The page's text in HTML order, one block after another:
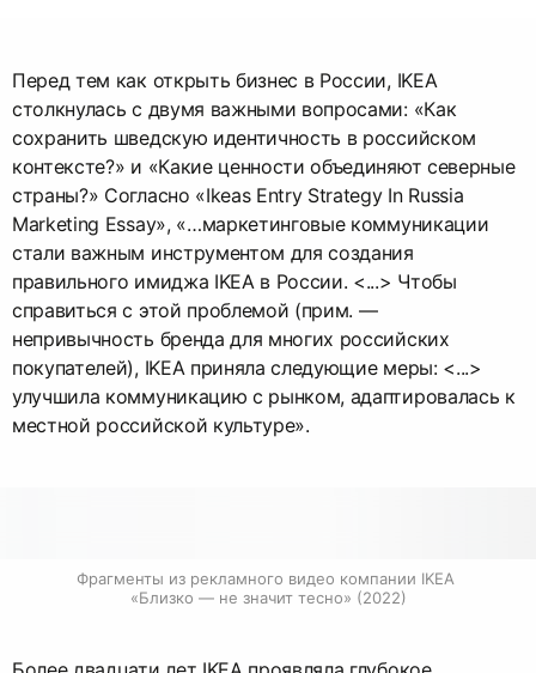
Перед тем как открыть бизнес в России, IKEA
столкнулась с двумя важными вопросами: «Как
сохранить шведскую идентичность в российском
контексте?» и «Какие ценности объединяют северные
страны?» Согласно «Ikeas Entry Strategy In Russia
Marketing Essay», «…маркетинговые коммуникации
стали важным инструментом для создания
правильного имиджа IKEA в России. <...> Чтобы
справиться с этой проблемой (прим. —
непривычность бренда для многих российских
покупателей), IKEA приняла следующие меры: <...>
улучшила коммуникацию с рынком, адаптировалась к
местной российской культуре».
Фрагменты из рекламного видео компании IKEA
«Близко — не значит тесно» (2022)